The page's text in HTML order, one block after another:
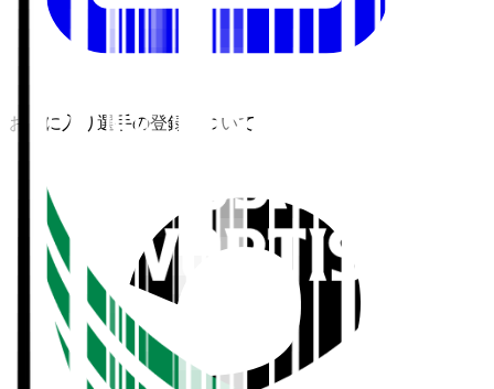
お気に入り選手の登録について